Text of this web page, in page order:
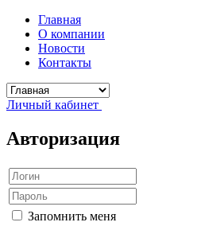
Главная
О компании
Новости
Контакты
Личный кабинет
Авторизация
Запомнить меня